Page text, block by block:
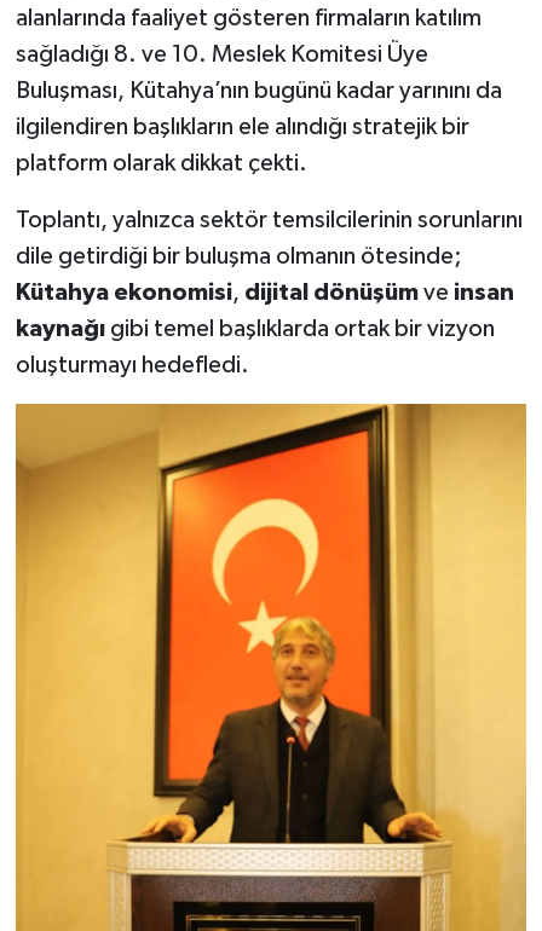
alanlarında faaliyet gösteren firmaların katılım
sağladığı 8. ve 10. Meslek Komitesi Üye
Buluşması, Kütahya’nın bugünü kadar yarınını da
ilgilendiren başlıkların ele alındığı stratejik bir
platform olarak dikkat çekti.
Toplantı, yalnızca sektör temsilcilerinin sorunlarını
dile getirdiği bir buluşma olmanın ötesinde;
Kütahya ekonomisi, dijital dönüşümve insan
kaynağıgibi temel başlıklarda ortak bir vizyon
oluşturmayı hedefledi.
Yaşam